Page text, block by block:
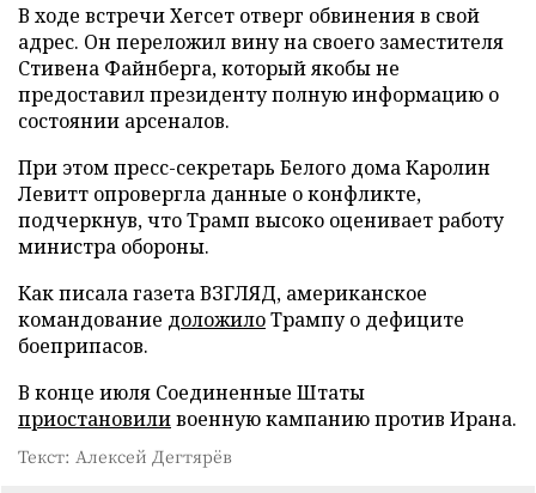
В ходе встречи Хегсет отверг обвинения в свой
адрес. Он переложил вину на своего заместителя
Стивена Файнберга, который якобы не
предоставил президенту полную информацию о
состоянии арсеналов.
При этом пресс-секретарь Белого дома Каролин
Левитт опровергла данные о конфликте,
подчеркнув, что Трамп высоко оценивает работу
министра обороны.
Как писала газета ВЗГЛЯД, американское
командование доложилоТрампу о дефиците
боеприпасов.
В конце июля Соединенные Штаты
приостановиливоенную кампанию против Ирана.
Текст: Алексей Дегтярёв